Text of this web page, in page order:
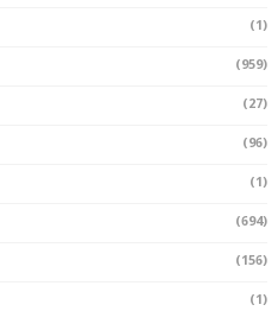
(1)
(959)
(27)
(96)
(1)
(694)
(156)
(1)